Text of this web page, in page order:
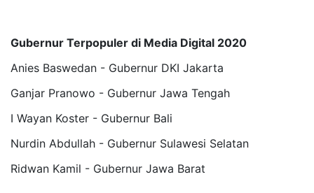
Gubernur Terpopuler di Media Digital 2020
Anies Baswedan - Gubernur DKI Jakarta
Ganjar Pranowo - Gubernur Jawa Tengah
I Wayan Koster - Gubernur Bali
Nurdin Abdullah - Gubernur Sulawesi Selatan
Ridwan Kamil - Gubernur Jawa Barat